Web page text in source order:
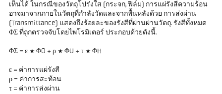
เห็นได้ ในกรณีของวัตถุโปร่งใส (กระจก, ฟิล์ม) การแผ่รังสีความร้อน
อาจมาจากภายในวัตถุที่กำลังวัดและจากพื้นหลังด้วย การส่งผ่าน
(Transmittance) แสดงถึงร้อยละของรังสีที่ผ่านผ่านวัตถุ. รังสีทั้งหมด
ΦΣ ที่ถูกตรวจจับโดยไพโรมิเตอร์ ประกอบด้วยดังนี้.
ΦΣ = ε * ΦO + ρ * ΦU + τ * ΦH
ε = ค่าการแผ่รังสี
ρ = ค่าการสะท้อน
τ = ค่าการส่งผ่าน